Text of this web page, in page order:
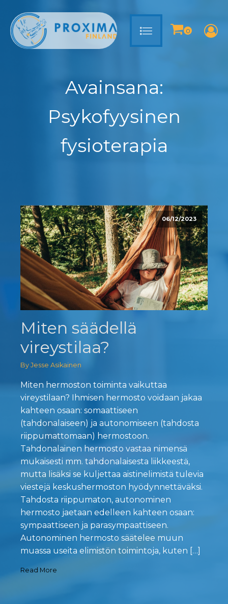
Avainsana:
Psykofyysinen
fysioterapia
06/12/2023
Miten säädellä
vireystilaa?
By Jesse Asikainen
Miten hermoston toiminta vaikuttaa
vireystilaan? Ihmisen hermosto voidaan jakaa
kahteen osaan: somaattiseen
(tahdonalaiseen) ja autonomiseen (tahdosta
riippumattomaan) hermostoon.
Tahdonalainen hermosto vastaa nimensä
mukaisesti mm. tahdonalaisesta liikkeestä,
mutta lisäksi se kuljettaa aistinelimistä tulevia
viestejä keskushermoston hyödynnettäväksi.
Tahdosta riippumaton, autonominen
hermosto jaetaan edelleen kahteen osaan:
sympaattiseen ja parasympaattiseen.
Autonominen hermosto säätelee muun
muassa useita elimistön toimintoja, kuten […]
Read More